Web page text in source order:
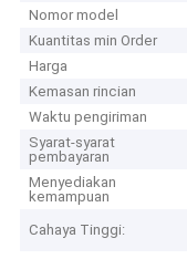
Nomor model
Kuantitas min Order
Harga
Kemasan rincian
Waktu pengiriman
Syarat-syarat
pembayaran
Menyediakan
kemampuan
Cahaya Tinggi: